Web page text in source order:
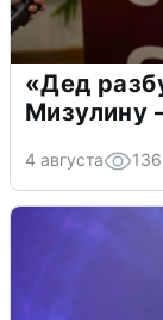
«Дед
Мизулину
4 августа 136